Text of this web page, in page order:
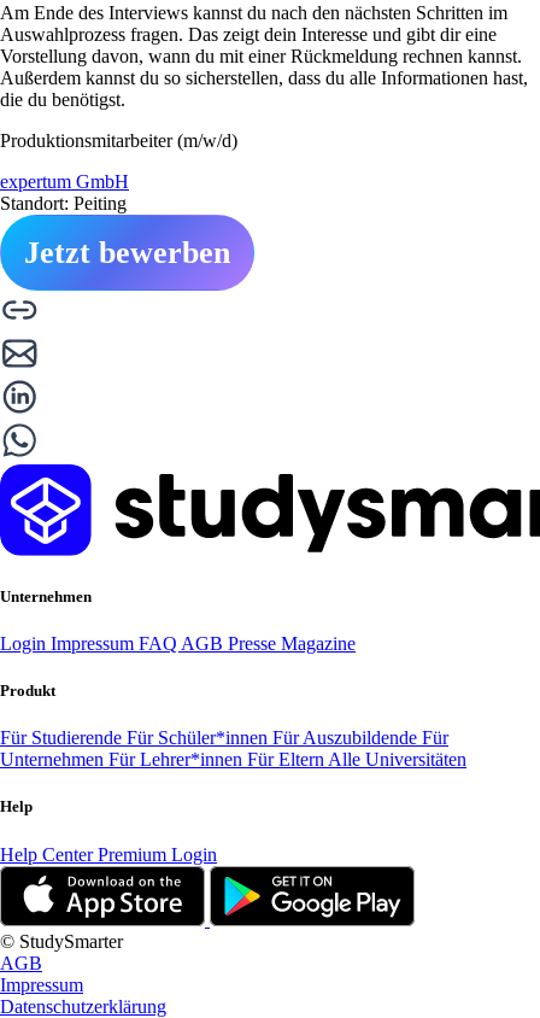
Am Ende des Interviews kannst du nach den nächsten Schritten im
Auswahlprozess fragen. Das zeigt dein Interesse und gibt dir eine
Vorstellung davon, wann du mit einer Rückmeldung rechnen kannst.
Außerdem kannst du so sicherstellen, dass du alle Informationen hast,
die du benötigst.
Produktionsmitarbeiter (m/w/d)
expertum GmbH
Standort: Peiting
Jetzt bewerben
Unternehmen
Login Impressum FAQ AGB Presse Magazine
Produkt
Für Studierende Für Schüler*innen Für Auszubildende Für
Unternehmen Für Lehrer*innen Für Eltern Alle Universitäten
Help
Help CenterPremium Login
© StudySmarter
AGB
Impressum
Datenschutzerklärung